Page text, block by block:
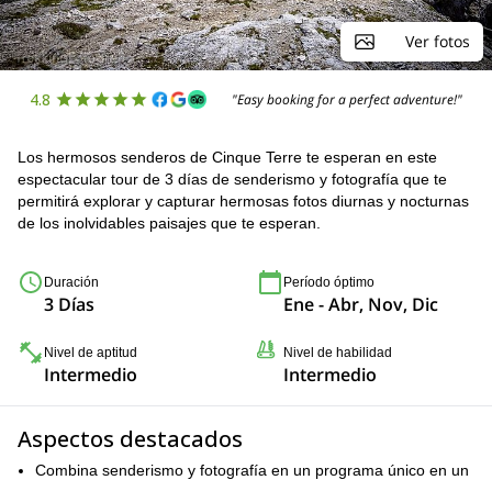
Ver fotos
4.8 "Easy booking for a perfect adventure!"
Los hermosos senderos de Cinque Terre te esperan en este
espectacular tour de 3 días de senderismo y fotografía que te
permitirá explorar y capturar hermosas fotos diurnas y nocturnas
de los inolvidables paisajes que te esperan.
Duración
3 Días
Período óptimo
Ene - Abr, Nov, Dic
Nivel de aptitud
Intermedio
Nivel de habilidad
Intermedio
Aspectos destacados
Combina senderismo y fotografía en un programa único en un